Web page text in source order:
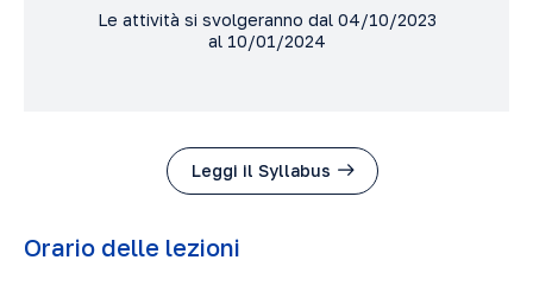
Le attività si svolgeranno dal 04/10/2023
al 10/01/2024
Leggi il Syllabus
Orario delle lezioni